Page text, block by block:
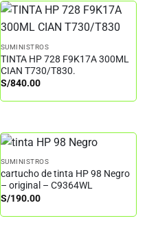
SUMINISTROS
TINTA HP 728 F9K17A 300ML
CIAN T730/T830.
S/840.00
SUMINISTROS
cartucho de tinta HP 98 Negro
– original – C9364WL
S/190.00